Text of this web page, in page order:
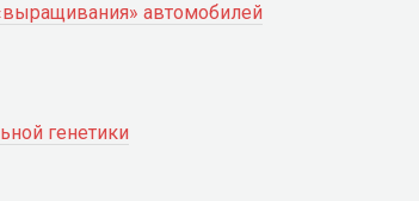
автомобилей
генетики